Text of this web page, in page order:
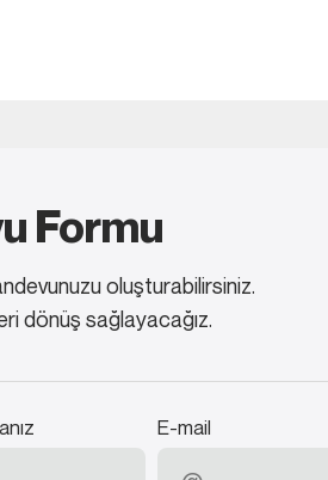
Formu
oluşturabilirsiniz.
dönüş sağlayacağız.
E-mail